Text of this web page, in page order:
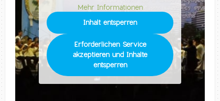
Mehr Informationen
Inhalt entsperren
Erforderlichen Service
akzeptieren und Inhalte
entsperren